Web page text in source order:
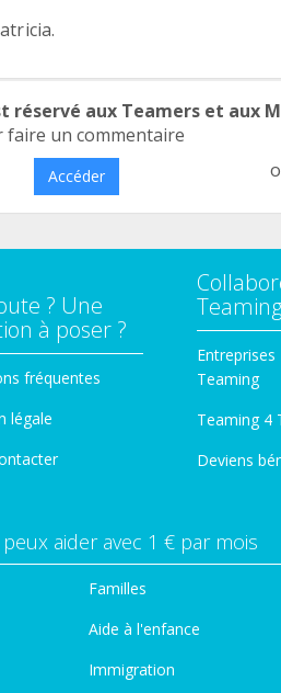
réservé aux Teamers et aux
faire un commentaire
Accéder o
? Une
à poser ?
fréquentes
légale
Teaming
Teaming
Teaming 4
Deviens
aider avec 1 € par mois
Familles
Aide à l'enfance
Immigration